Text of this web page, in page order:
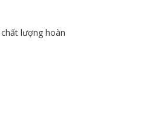
lượng hoàn